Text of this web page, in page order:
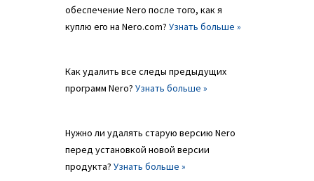
обеспечение Nero после того, как я
куплю его на Nero.com? Узнать больше »
Как удалить все следы предыдущих
программ Nero? Узнать больше »
Нужно ли удалять старую версию Nero
перед установкой новой версии
продукта? Узнать больше »